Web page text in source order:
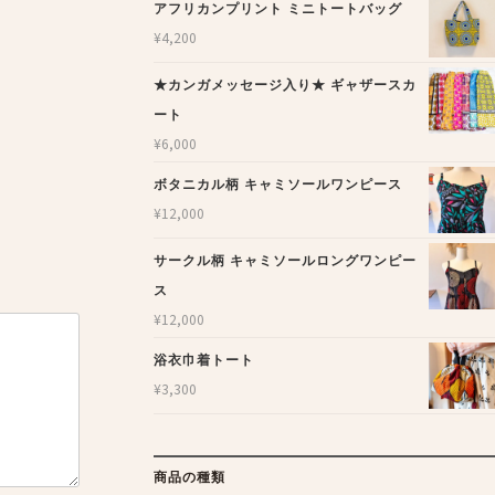
アフリカンプリント ミニトートバッグ
¥4,200
★カンガメッセージ入り★ ギャザースカ
ート
¥6,000
ボタニカル柄 キャミソールワンピース
¥12,000
サークル柄 キャミソールロングワンピー
ス
¥12,000
浴衣巾着トート
¥3,300
商品の種類